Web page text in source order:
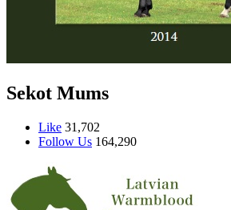
Sekot Mums
Like 31,702
Follow Us 164,290